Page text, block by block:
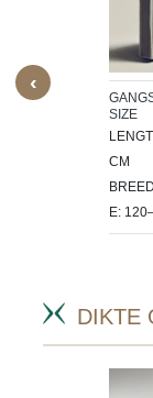
‹
SIZE
SIZE
CM
E:
DIKTE